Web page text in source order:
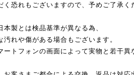
恐れもございますので、予めご了承く
製とは検品基準が異なる為、
れや傷がある場合もございます。
ートフォンの画面によって実物と若干異